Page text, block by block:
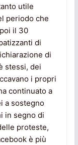
utile
periodo che
il 30
di
di
stessi, dei
i propri
continuato a
a sostegno
in segno di
proteste,
è più